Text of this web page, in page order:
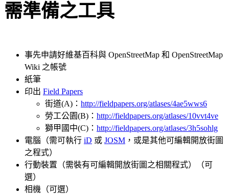
需準備之工具
事先申請好維基百科與 OpenStreetMap 和 OpenStreetMap
Wiki 之帳號
紙筆
印出 Field Papers
街道(A)： http://fieldpapers.org/atlases/4ae5wws6
勞工公園(B)： http://fieldpapers.org/atlases/10vvt4ve
獅甲國中(C)： http://fieldpapers.org/atlases/3h5sohlg
電腦（需可執行 iD 或 JOSM ，或是其他可編輯開放街圖
之程式）
行動裝置（需裝有可編輯開放街圖之相關程式）（可
選）
相機（可選）